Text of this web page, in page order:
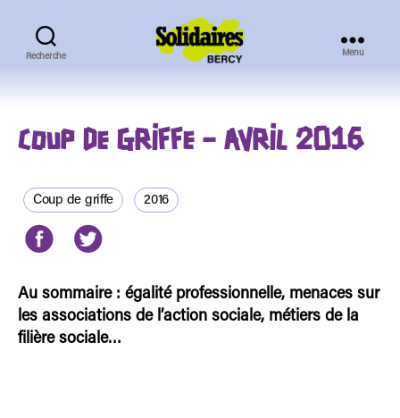
Recherche Menu
COUP DE GRIFFE – AVRIL 2016
Coup de griffe 2016
Au sommaire : égalité professionnelle, menaces sur
les associations de l’action sociale, métiers de la
filière sociale…